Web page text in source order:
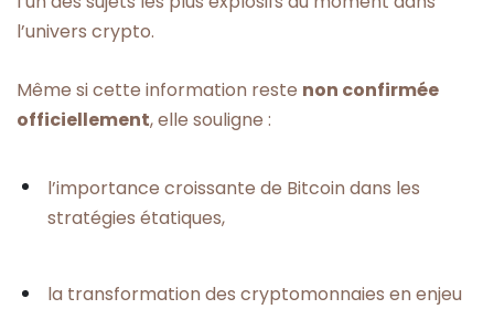
l’univers crypto.
Même si cette information reste non confirmée
officiellement, elle souligne :
l’importance croissante de Bitcoin dans les
stratégies étatiques,
la transformation des cryptomonnaies en enjeu